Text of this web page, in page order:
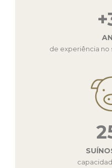
de experiência